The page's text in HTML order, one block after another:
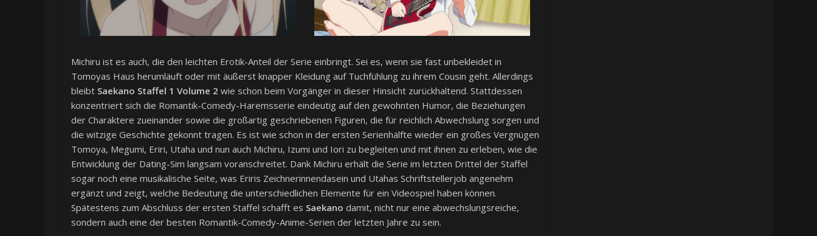
Michiru ist es auch, die den leichten Erotik-Anteil der Serie einbringt. Sei es, wenn sie fast unbekleidet in
Tomoyas Haus herumläuft oder mit äußerst knapper Kleidung auf Tuchfühlung zu ihrem Cousin geht. Allerdings
bleibt Saekano Staffel 1 Volume 2 wie schon beim Vorgänger in dieser Hinsicht zurückhaltend. Stattdessen
konzentriert sich die Romantik-Comedy-Haremsserie eindeutig auf den gewohnten Humor, die Beziehungen
der Charaktere zueinander sowie die großartig geschriebenen Figuren, die für reichlich Abwechslung sorgen und
die witzige Geschichte gekonnt tragen. Es ist wie schon in der ersten Serienhälfte wieder ein großes Vergnügen
Tomoya, Megumi, Eriri, Utaha und nun auch Michiru, Izumi und Iori zu begleiten und mit ihnen zu erleben, wie die
Entwicklung der Dating-Sim langsam voranschreitet. Dank Michiru erhält die Serie im letzten Drittel der Staffel
sogar noch eine musikalische Seite, was Eriris Zeichnerinnendasein und Utahas Schriftstellerjob angenehm
ergänzt und zeigt, welche Bedeutung die unterschiedlichen Elemente für ein Videospiel haben können.
Spätestens zum Abschluss der ersten Staffel schafft es Saekano damit, nicht nur eine abwechslungsreiche,
sondern auch eine der besten Romantik-Comedy-Anime-Serien der letzten Jahre zu sein.